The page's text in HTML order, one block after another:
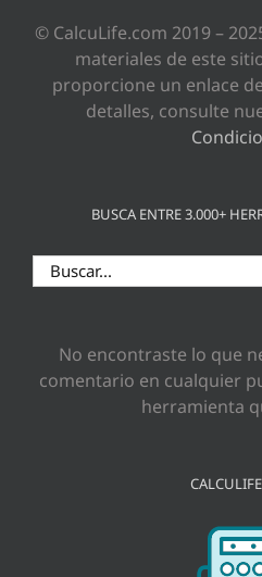
© CalcuLife.com 2019 –
materiales de este
proporcione un enlace
detalles, consulte
BUSCA ENTRE 3.000+
Buscar:
No encontraste lo que
comentario en cualquier
herramienta